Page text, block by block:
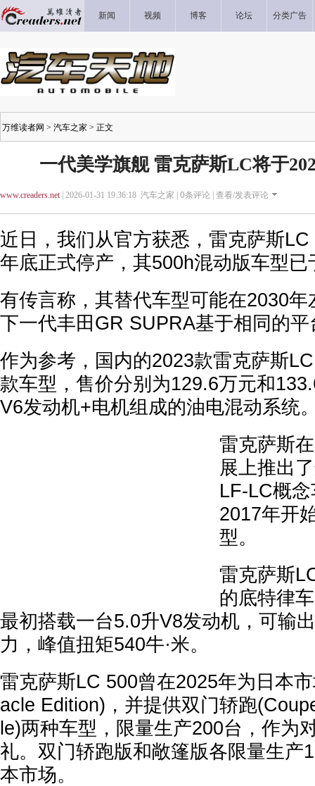
新闻 视频 博客 论坛 分类广告
万维读者网 > 汽车之家 > 正文
一代美学旗舰 雷克萨斯LC将于
www.creaders.net| 2026-01-31 19:36:18 汽车之家 | 0条评论 | 查看/发表评论
近日，我们从官方获悉，雷克萨斯
年底正式停产，其500h混动版车型
有传言称，其替代车型可能在2030
下一代丰田GR SUPRA基于相同的平
作为参考，国内的2023款雷克萨斯
款车型，售价分别为129.6万元和
V6发动机+电机组成的油电混动系统
雷克萨斯
展上推出
LF-LC概
2017年开
型。
雷克萨斯
的底特律
最初搭载一台5.0升V8发动机，可输
力，峰值扭矩540牛·米。
雷克萨斯LC 500曾在2025年为日本
acle Edition)，并提供双门轿跑
le)两种车型，限量生产200台，作为
礼。双门轿跑版和敞篷版各限量生产
本市场。